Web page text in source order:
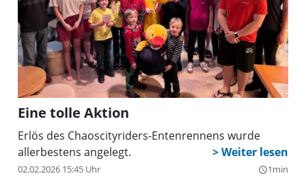
Eine tolle Aktion
Erlös des Chaoscityriders-Entenrennens wurde
allerbestens angelegt.
02.02.2026 15:45 Uhr query_builder1min